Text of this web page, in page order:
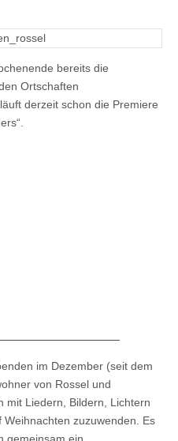
bereits die
Ortschaften
derzeit schon die Premiere
im Dezember (seit dem
von Rossel und
mit Liedern, Bildern, Lichtern
zuzuwenden. Es
gemeinsam ein